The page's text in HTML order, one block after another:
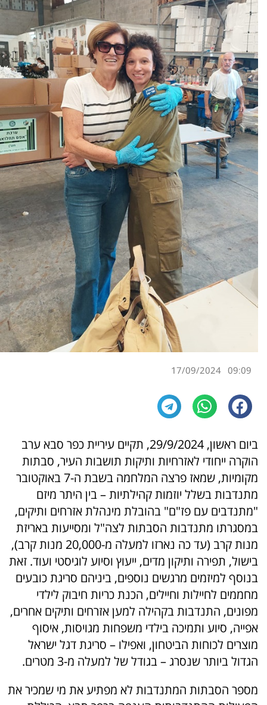
09:09
17/09/2024
ביום ראשון, 29/9/2024, תקיים עיריית כפר סבא ערב
הוקרה ייחודי לאזרחיות ותיקות תושבות העיר, סבתות
מקומיות, שמאז פרצה המלחמה בשבת ה-7 באוקטובר
מתנדבות בשלל יוזמות קהילתיות – בין היתר מיזם
"מתנדבים עם פז"ם" בהובלת מינהלת אזרחים ותיקים,
במסגרתו מתנדבות הסבתות לצה"ל ומסייעות באריזת
מנות קרב (עד כה נארזו למעלה מ-20,000 מנות קרב),
בישול, תפירה ותיקון מדים, ייעוץ וסיוע לוגיסטי ועוד. זאת
בנוסף למיזמים מרגשים נוספים, ביניהם סריגת כובעים
מחממים לחיילות וחיילים, הכנת כריות חיבוק לילדי
מפונים, התנדבות בקהילה למען אזרחים ותיקים אחרים,
אפייה, סיוע ותמיכה בילדי משפחות מגויסות, איסוף
מוצרים לכוחות הביטחון, ואפילו – סריגת דגל ישראל
הגדול ביותר שנסרג – בגודל של למעלה מ-3 מטרים.
מספר הסבתות המתנדבות לא מפתיע את מי שמכיר את